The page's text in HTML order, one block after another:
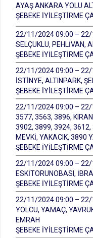
AYAŞ ANKARA YOLU
ŞEBEKE İYİLEŞTİRME
22/11/2024 09:00 –
SELÇUKLU, PEHLİVAN,
ŞEBEKE İYİLEŞTİRME
22/11/2024 09:00 –
İSTİNYE, ALTINPARK,
ŞEBEKE İYİLEŞTİRME
22/11/2024 09:00 –
3577, 3563, 3896,
3902, 3899, 3924, 3612,
MEVKİ, YAKACIK, 3890
ŞEBEKE İYİLEŞTİRME
22/11/2024 09:00 –
ESKİTORUNOBASI,
ŞEBEKE İYİLEŞTİRME
22/11/2024 09:00 –
YOLCU, YAMAÇ,
EMRAH
ŞEBEKE İYİLEŞTİRME